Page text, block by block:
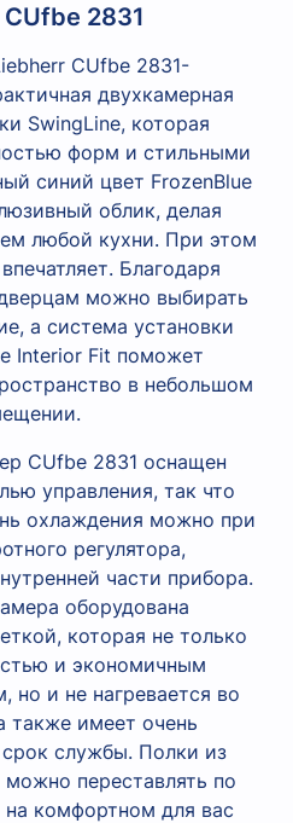
2831
CUfbe 2831-
двухкамерная
SwingLine, которая
форм и стильными
синий цвет FrozenBlue
облик, делая
любой кухни. При этом
Благодаря
можно выбирать
а система установки
Interior Fit поможет
в небольшом
CUfbe 2831 оснащен
управления, так что
охлаждения можно при
регулятора,
части прибора.
оборудована
которая не только
и экономичным
но и не нагревается во
также имеет очень
службы. Полки из
можно переставлять по
на комфортном для вас